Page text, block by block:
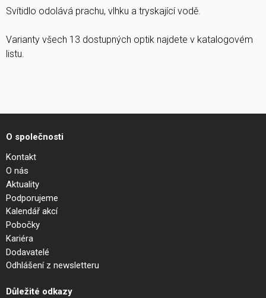
Svítidlo odolává prachu, vlhku a tryskající vodě.
Varianty všech 13 dostupných optik najdete v katalogovém
listu.
O společnosti
Kontakt
O nás
Aktuality
Podporujeme
Kalendář akcí
Pobočky
Kariéra
Dodavatelé
Odhlášení z newsletteru
Důležité odkazy